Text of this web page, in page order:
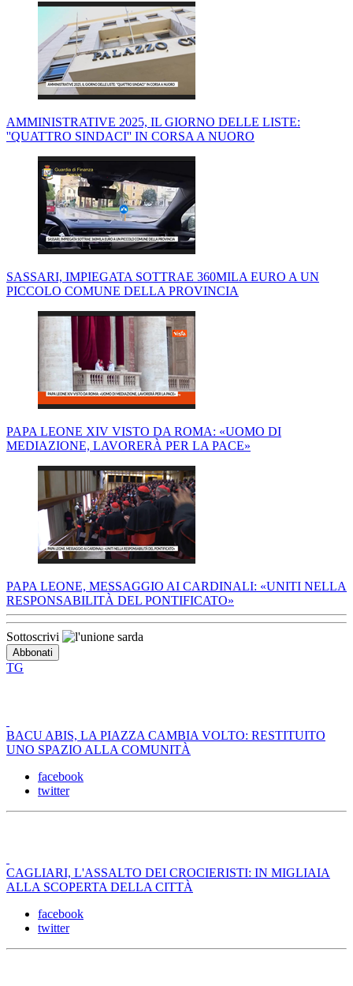
AMMINISTRATIVE 2025, IL GIORNO DELLE LISTE:
''QUATTRO SINDACI'' IN CORSA A NUORO
SASSARI, IMPIEGATA SOTTRAE 360MILA EURO A UN
PICCOLO COMUNE DELLA PROVINCIA
PAPA LEONE XIV VISTO DA ROMA: «UOMO DI
MEDIAZIONE, LAVORERÀ PER LA PACE»
PAPA LEONE, MESSAGGIO AI CARDINALI: «UNITI NELLA
RESPONSABILITÀ DEL PONTIFICATO»
Sottoscrivi
TG
BACU ABIS, LA PIAZZA CAMBIA VOLTO: RESTITUITO
UNO SPAZIO ALLA COMUNITÀ
facebook
twitter
CAGLIARI, L'ASSALTO DEI CROCIERISTI: IN MIGLIAIA
ALLA SCOPERTA DELLA CITTÀ
facebook
twitter